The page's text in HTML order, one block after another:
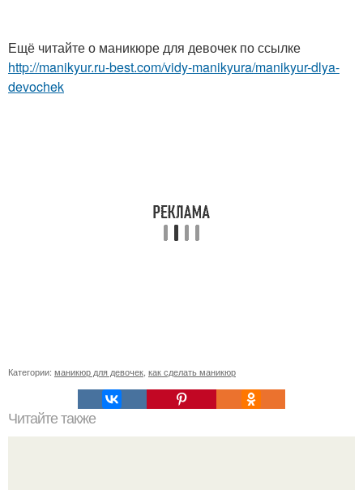
Ещё читайте о маникюре для девочек по ссылке
http://manikyur.ru-best.com/vidy-manikyura/manikyur-dlya-
devochek
Категории: маникюр для девочек как сделать маникюр
Читайте также